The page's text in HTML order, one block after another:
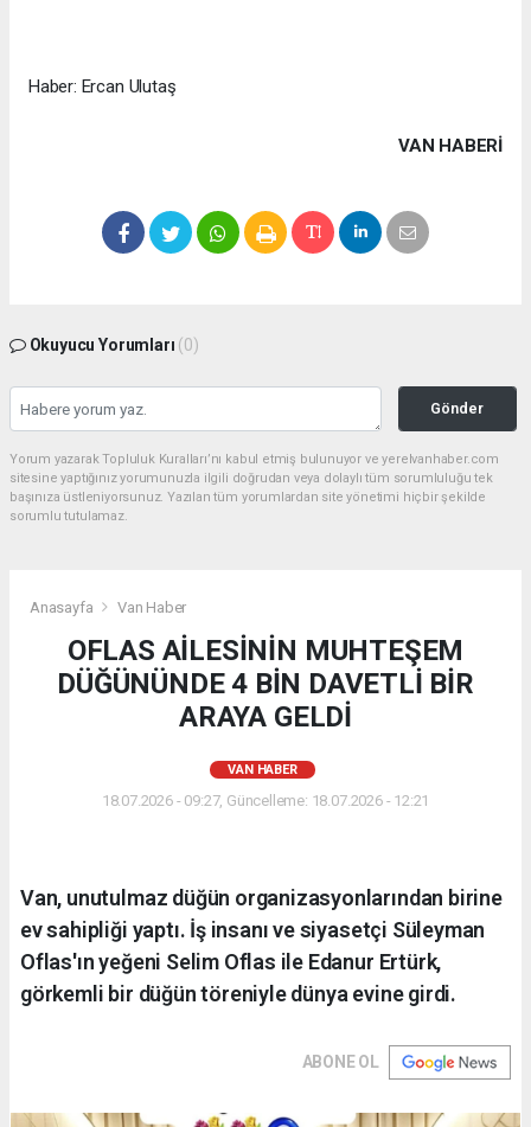
Haber: Ercan Ulutaş
VAN HABERİ
Okuyucu Yorumları (0)
Gönder
Yorum yazarak Topluluk Kuralları’nı kabul etmiş bulunuyor ve yerelvanhaber.com
sitesine yaptığınız yorumunuzla ilgili doğrudan veya dolaylı tüm sorumluluğu tek
başınıza üstleniyorsunuz. Yazılan tüm yorumlardan site yönetimi hiçbir şekilde
sorumlu tutulamaz.
Anasayfa Van Haber
OFLAS AİLESİNİN MUHTEŞEM
DÜĞÜNÜNDE 4 BİN DAVETLİ BİR
ARAYA GELDİ
VAN HABER
18.07.2026 - 09:27, Güncelleme: 18.07.2026 - 12:21
Van, unutulmaz düğün organizasyonlarından birine
ev sahipliği yaptı. İş insanı ve siyasetçi Süleyman
Oflas'ın yeğeni Selim Oflas ile Edanur Ertürk,
görkemli bir düğün töreniyle dünya evine girdi.
ABONE OL